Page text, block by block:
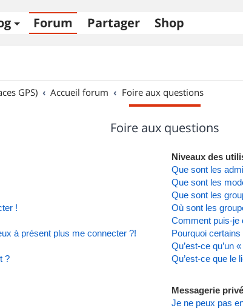
Forum Partager Shop
GPS)
Accueil forum Foire aux questions
Foire aux questions
!
à présent plus me connecter ?!
?
Niveaux des
Que sont les
Que sont les
Que sont les
Où sont les
Comment puis-je
Pourquoi
Qu’est-ce qu’un
Qu’est-ce que le
Messagerie
Je ne peux pas